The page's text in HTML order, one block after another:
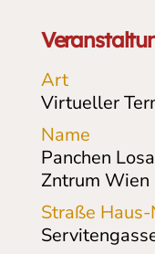
Art
Virtueller
Name
Panchen
Zntrum Wien
Straße